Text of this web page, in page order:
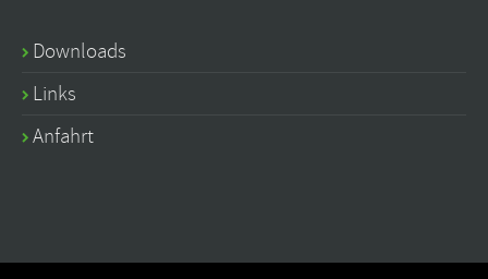
Downloads
Links
Anfahrt